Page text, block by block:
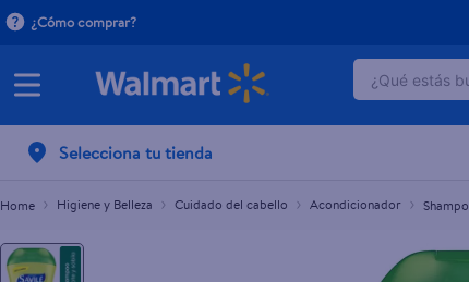
¿Cómo comprar?
¿Qué estás
Selecciona tu tienda
Higiene y Belleza Cuidado del cabello Acondicionador
Shampoo Savilé Aguacate y Sábila en